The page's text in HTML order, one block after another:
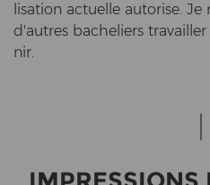
li­sa­ti­on ac­tu­el­le au­to­ri­se.
d'autres ba­che­liers
nir.